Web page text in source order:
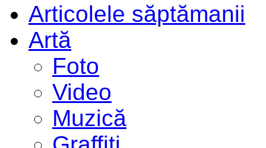
Articolele săptămanii
Artă
Foto
Video
Muzică